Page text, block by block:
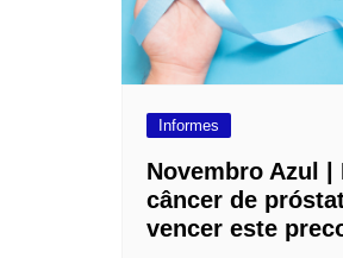
Informes
Novembro Azul |
câncer de
vencer este